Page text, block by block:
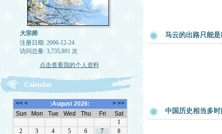
大宗师
注册日期: 2006-12-24
访问总量: 3,735,891 次
点击查看我的个人资料
Calendar
马云的出路只能
中国历史相当多